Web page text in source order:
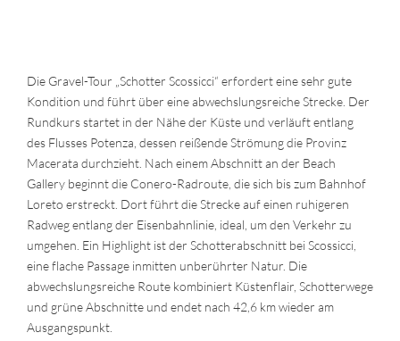
Die Gravel-Tour „Schotter Scossicci“ erfordert eine sehr gute
Kondition und führt über eine abwechslungsreiche Strecke. Der
Rundkurs startet in der Nähe der Küste und verläuft entlang
des Flusses Potenza, dessen reißende Strömung die Provinz
Macerata durchzieht. Nach einem Abschnitt an der Beach
Gallery beginnt die Conero-Radroute, die sich bis zum Bahnhof
Loreto erstreckt. Dort führt die Strecke auf einen ruhigeren
Radweg entlang der Eisenbahnlinie, ideal, um den Verkehr zu
umgehen. Ein Highlight ist der Schotterabschnitt bei Scossicci,
eine flache Passage inmitten unberührter Natur. Die
abwechslungsreiche Route kombiniert Küstenflair, Schotterwege
und grüne Abschnitte und endet nach 42,6 km wieder am
Ausgangspunkt.